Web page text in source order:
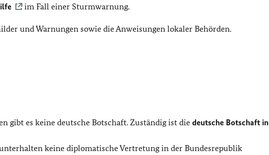
im Fall einer Sturmwarnung.
und Warnungen sowie die Anweisungen lokaler Behörden.
gibt es keine deutsche Botschaft. Zuständig ist die deutsche Botschaft in
keine diplomatische Vertretung in der Bundesrepublik